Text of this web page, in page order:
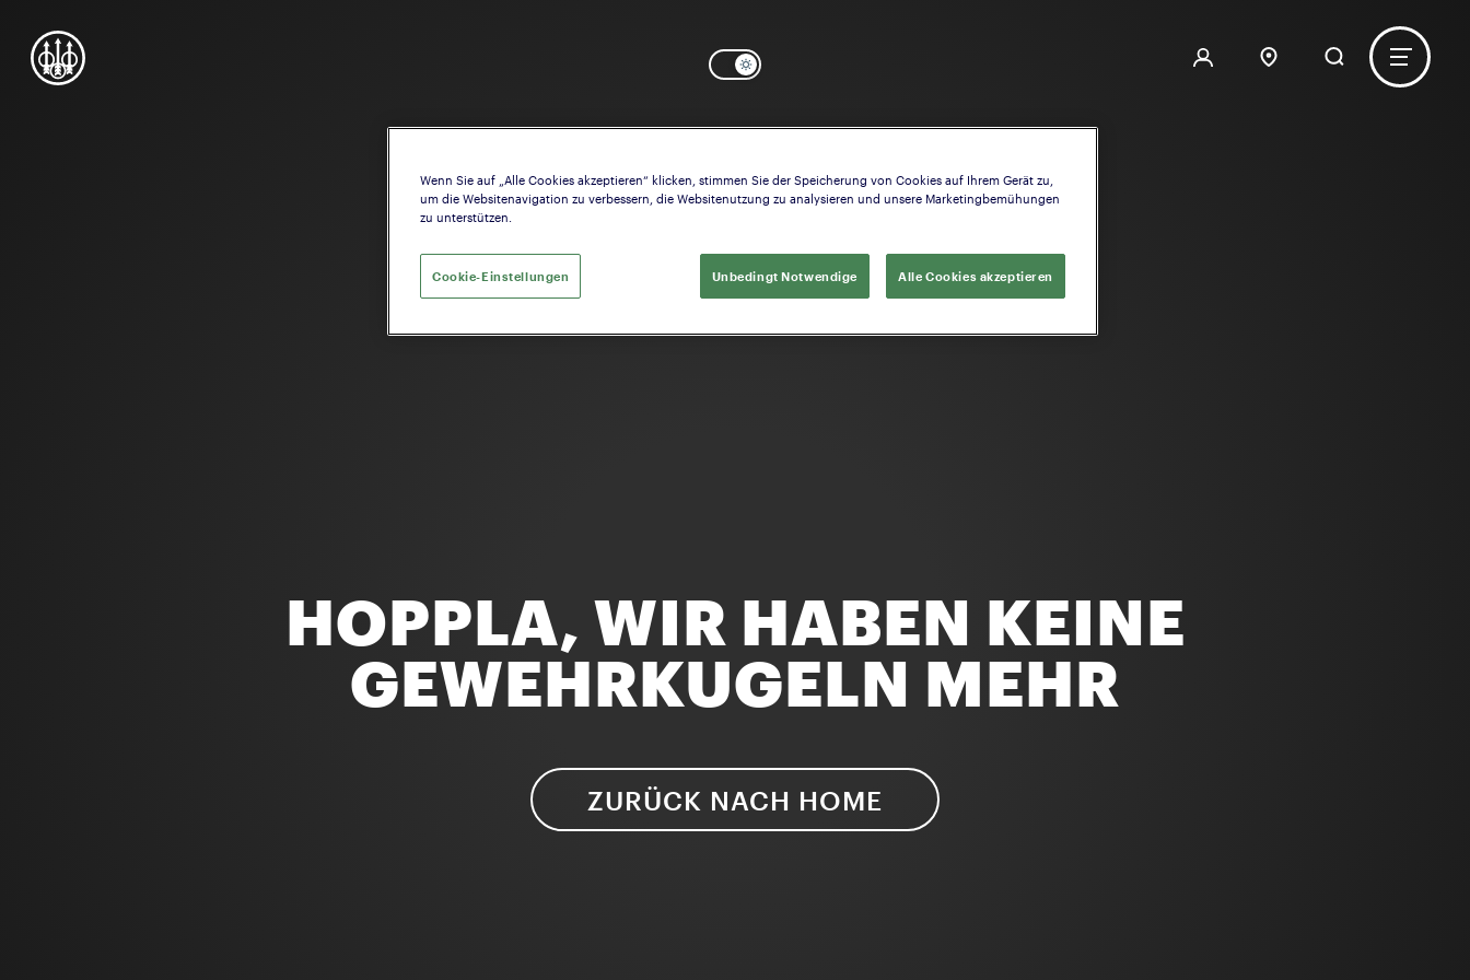
HOPPLA, WIR HABEN KEINE
GEWEHRKUGELN MEHR
ZURÜCK NACH HOME
Wenn Sie auf „Alle Cookies akzeptieren“ klicken, stimmen Sie der Speicherung von Cookies auf Ihrem Gerät zu,
um die Websitenavigation zu verbessern, die Websitenutzung zu analysieren und unsere Marketingbemühungen
zu unterstützen.
Unbedingt Notwendige Alle Cookies akzeptieren
Cookie-Einstellungen